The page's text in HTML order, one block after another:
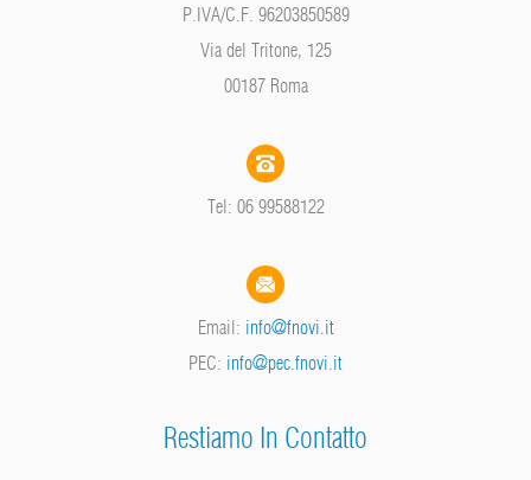
P.IVA/C.F. 96203850589
Via del Tritone, 125
00187 Roma
Tel: 06 99588122
Email: info@fnovi.it
PEC: info@pec.fnovi.it
Restiamo In Contatto